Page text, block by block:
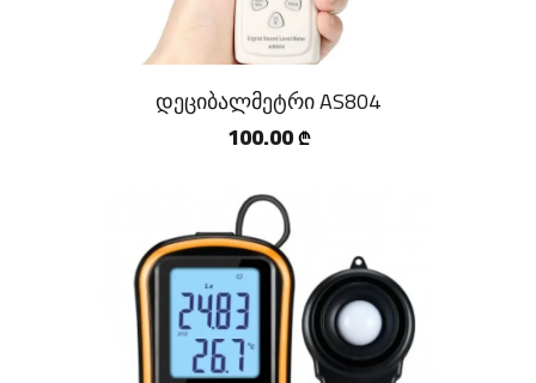
დეციბალმეტრი AS804
100.00 ₾